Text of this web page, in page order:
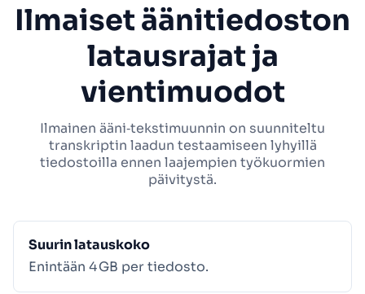
Ilmaiset äänitiedoston
latausrajat ja
vientimuodot
Ilmainen ääni‑tekstimuunnin on suunniteltu
transkriptin laadun testaamiseen lyhyillä
tiedostoilla ennen laajempien työkuormien
päivitystä.
Suurin latauskoko
Enintään 4 GB per tiedosto.